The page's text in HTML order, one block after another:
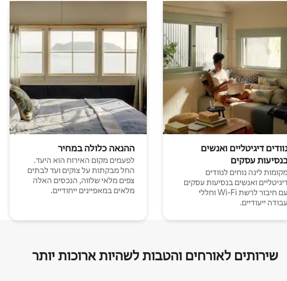
דיגיטליים ואנשים
עסקים
לינה נוחים לנוודים
ואנשים בנסיעות עסקים
עם חיבור לרשת Wi-Fi וחללי
עבודה ייעודיים.
ההנאה כלולה במחיר
לפעמים מקום האירוח הוא היעד.
החל מבקתות על צוקים ועד לבתים
צפים מלאי שלווה, הנכסים האלה
מלאים במאפיינים ייחודיים.
שירותים לאורחים והטבות לשהיות ארוכות יותר